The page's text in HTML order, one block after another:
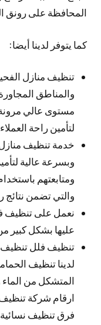
المحافظة على رونق
كما يتوفر لدينا أيضا:
تنظيف منازل
والمناطق
مستوى عالي مرونة
لتأمين راحة العملاء
وبسرعة عالية
ومتابعتهم
والتي تضمن نتائج
نعمل على تنظيف
عليها بشكل كبير
تنظيف فلل تنظيف
لدينا تنظيف
المتشكل من الماء
ارقام شركة تنظيف
فرق تنظيف